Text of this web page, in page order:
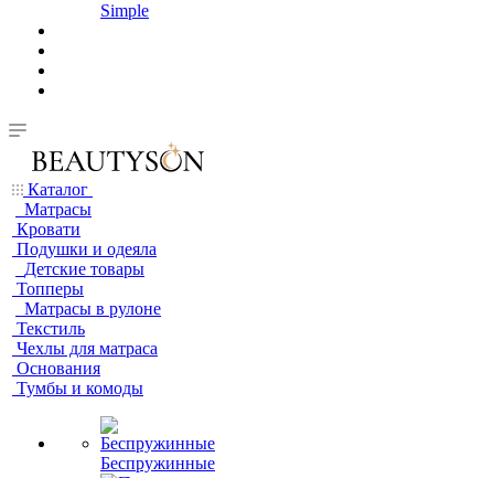
Simple
Каталог
Матрасы
Кровати
Подушки и одеяла
Детские товары
Топперы
Матрасы в рулоне
Текстиль
Чехлы для матраса
Основания
Тумбы и комоды
Беспружинные